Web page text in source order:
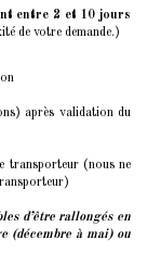
entre 2 et 10 jours
de votre demande.)
après validation du
transporteur (nous ne
d’être rallongés en
(décembre à mai) ou